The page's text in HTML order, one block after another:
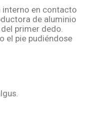
en contacto
de aluminio
primer dedo.
el pie pudiéndose